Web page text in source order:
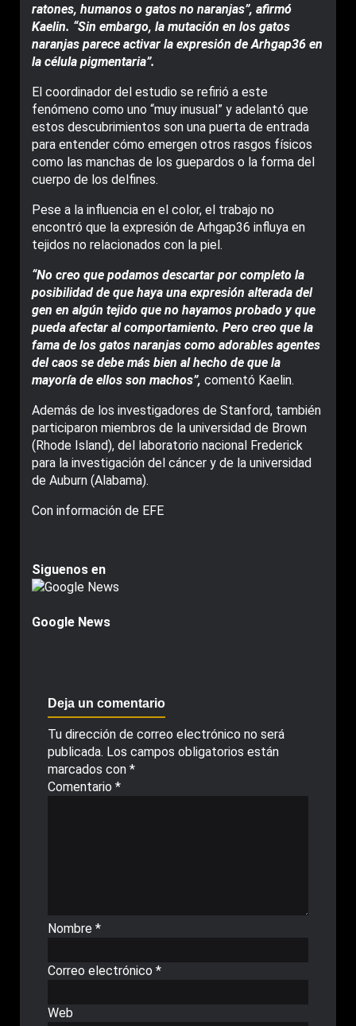
ratones, humanos o gatos no naranjas”, afirmó
Kaelin. “Sin embargo, la mutación en los gatos
naranjas parece activar la expresión de Arhgap36 en
la célula pigmentaria”.
El coordinador del estudio se refirió a este
fenómeno como uno “muy inusual” y adelantó que
estos descubrimientos son una puerta de entrada
para entender cómo emergen otros rasgos físicos
como las manchas de los guepardos o la forma del
cuerpo de los delfines.
Pese a la influencia en el color, el trabajo no
encontró que la expresión de Arhgap36 influya en
tejidos no relacionados con la piel.
“No creo que podamos descartar por completo la
posibilidad de que haya una expresión alterada del
gen en algún tejido que no hayamos probado y que
pueda afectar al comportamiento. Pero creo que la
fama de los gatos naranjas como adorables agentes
del caos se debe más bien al hecho de que la
mayoría de ellos son machos”, comentó Kaelin.
Además de los investigadores de Stanford, también
participaron miembros de la universidad de Brown
(Rhode Island), del laboratorio nacional Frederick
para la investigación del cáncer y de la universidad
de Auburn (Alabama).
Con información de EFE
Siguenos en
Google News
Deja un comentario
Tu dirección de correo electrónico no será
publicada. Los campos obligatorios están
marcados con *
Comentario *
Nombre *
Correo electrónico *
Web